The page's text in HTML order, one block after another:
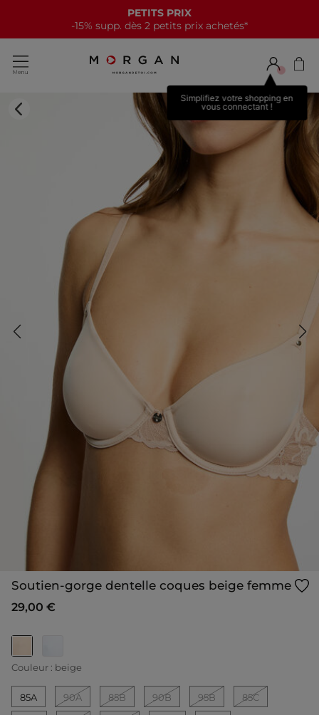
PETITS PRIX
-15% supp. dès 2 petits prix achetés*
Simplifiez votre shopping en
vous connectant !
Soutien-gorge dentelle coques beige femme
29,00 €
selected
Couleur : beige
85A 90A 85B 90B 95B 85C